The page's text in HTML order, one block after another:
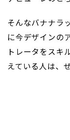
そんなバナナラ
に今デザインの
トレータをスキ
えている人は、